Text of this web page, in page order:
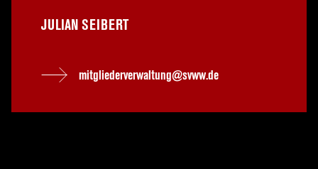
JULIAN SEIBERT
mitgliederverwaltung@svww.de